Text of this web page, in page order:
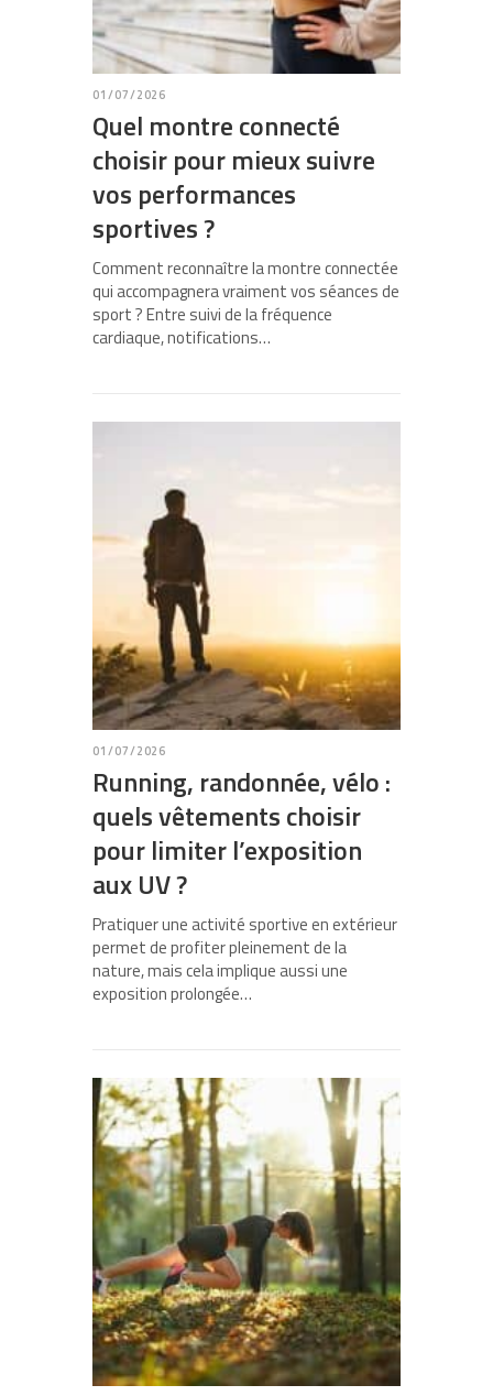
01/07/2026
Quel montre connecté
choisir pour mieux suivre
vos performances
sportives ?
Comment reconnaître la montre connectée
qui accompagnera vraiment vos séances de
sport ? Entre suivi de la fréquence
cardiaque, notifications…
01/07/2026
Running, randonnée, vélo :
quels vêtements choisir
pour limiter l’exposition
aux UV ?
Pratiquer une activité sportive en extérieur
permet de profiter pleinement de la
nature, mais cela implique aussi une
exposition prolongée…